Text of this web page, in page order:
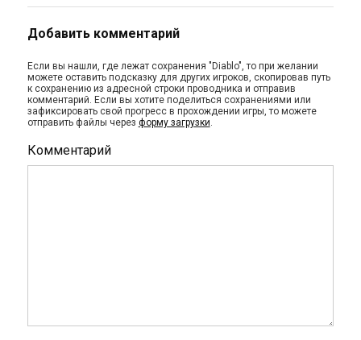
Добавить комментарий
Если вы нашли, где лежат сохранения "Diablo", то при желании
можете оставить подсказку для других игроков, скопировав путь
к сохранению из адресной строки проводника и отправив
комментарий. Если вы хотите поделиться сохранениями или
зафиксировать свой прогресс в прохождении игры, то можете
отправить файлы через форму загрузки.
Комментарий